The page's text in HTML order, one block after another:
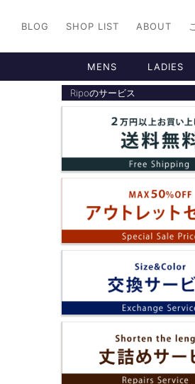
BLOG SHOP LIST ABOUT
MENS LADIES
Ripoのサービス